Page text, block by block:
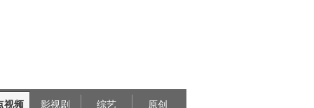
视频 影视剧 综艺 原创